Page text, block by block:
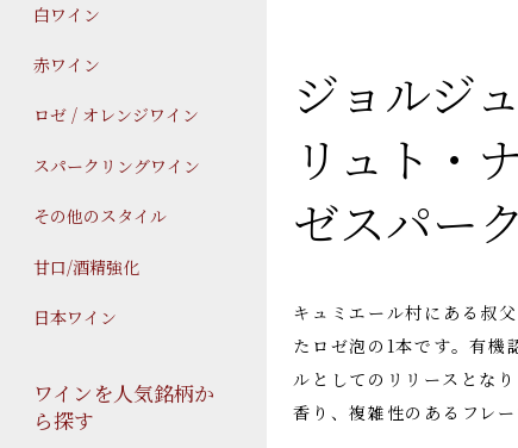
白ワイン
赤ワイン
ロゼ / オレンジワイン
スパークリングワイン
その他のスタイル
甘口/酒精強化
日本ワイン
ワインを人気銘柄か
ら探す
ジョルジ
リュト
ゼスパー
キュミエール村にある叔
たロゼ泡の1本です。有機
ルとしてのリリースとな
香り、複雑性のあるフレ